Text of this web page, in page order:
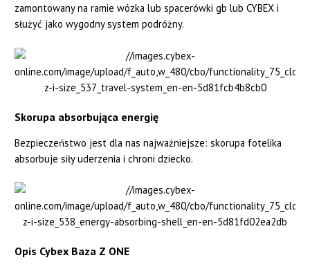
zamontowany na ramie wózka lub spacerówki gb lub CYBEX i
służyć jako wygodny system podróżny.
Skorupa absorbująca energię
Bezpieczeństwo jest dla nas najważniejsze: skorupa fotelika
absorbuje siły uderzenia i chroni dziecko.
Opis Cybex Baza Z ONE